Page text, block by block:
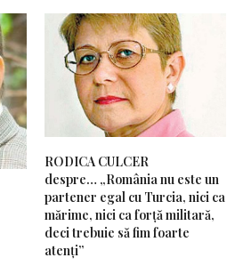
RODICA CULCER
despre… „România nu este un
partener egal cu Turcia, nici ca
mărime, nici ca forță militară,
deci trebuie să fim foarte
atenți”